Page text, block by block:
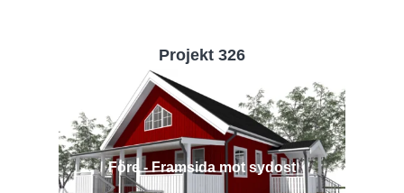
Projekt 326
Före - Framsida mot sydost